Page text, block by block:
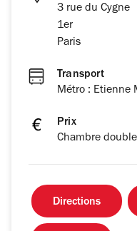
3 rue du Cygne
1er
Paris
Transport
Métro : Etienne
Prix
Chambre
Directions